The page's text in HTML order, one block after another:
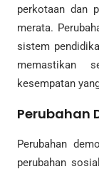
perkotaan dan
merata.
sistem
memastikan
kesempatan
Perubahan
Perubahan
perubahan